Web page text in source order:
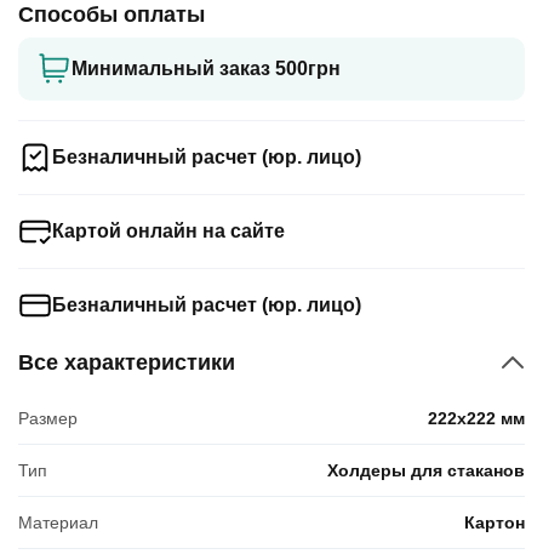
Все характеристики
Размер 222x222 мм
Тип Холдеры для стаканов
Материал Картон
Способы оплаты
Минимальный заказ 500грн
Безналичный расчет (юр. лицо)
Картой онлайн на сайте
Безналичный расчет (юр. лицо)